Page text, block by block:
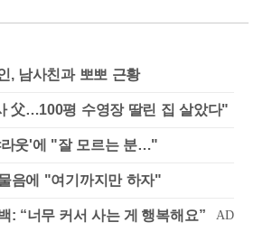
, 남사친과 뽀뽀 근황
父…100평 수영장 딸린 집 살았다"
웃'에 "잘 모르는 분…"
음에 "여기까지만 하자"